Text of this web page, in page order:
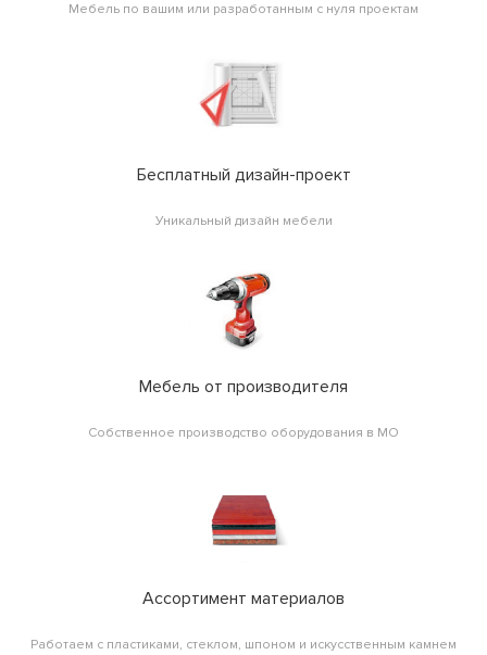
Мебель по вашим или разработанным с нуля проектам
Бесплатный дизайн-проект
Уникальный дизайн мебели
Мебель от производителя
Собственное производство оборудования в МО
Ассортимент материалов
Работаем с пластиками, стеклом, шпоном и искусственным камнем